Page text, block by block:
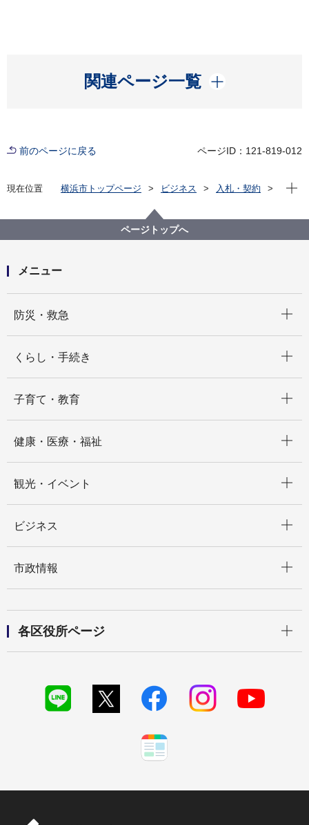
関連ページ一覧
開く
前のページに戻る ページID：121-819-012
現在位置 横浜市トップページ ビジネス
入札・契約
【入札結果掲載】衛生研究所ファイルサーバ運用支援
業務委託
現在
ページトップへ
メニュー
防災・救急
くらし・手続き
子育て・教育
健康・医療・福祉
観光・イベント
ビジネス
市政情報
各区役所ページ